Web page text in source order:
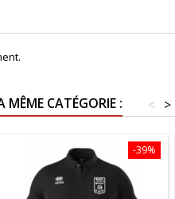
MÊME CATÉGORIE : >
<
-39%